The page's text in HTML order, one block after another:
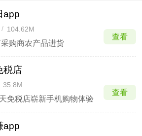
app
/ 104.62M
购商农产品进货
查看
税店
35.8M
免税店崭新手机购物体验
查看
app